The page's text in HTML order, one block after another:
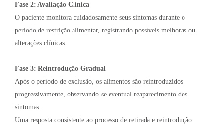
Fase 2: Avaliação Clínica
O paciente monitora cuidadosamente seus sintomas durante o
período de restrição alimentar, registrando possíveis melhoras ou
alterações clínicas.
Fase 3: Reintrodução Gradual
Após o período de exclusão, os alimentos são reintroduzidos
progressivamente, observando-se eventual reaparecimento dos
sintomas.
Uma resposta consistente ao processo de retirada e reintrodução